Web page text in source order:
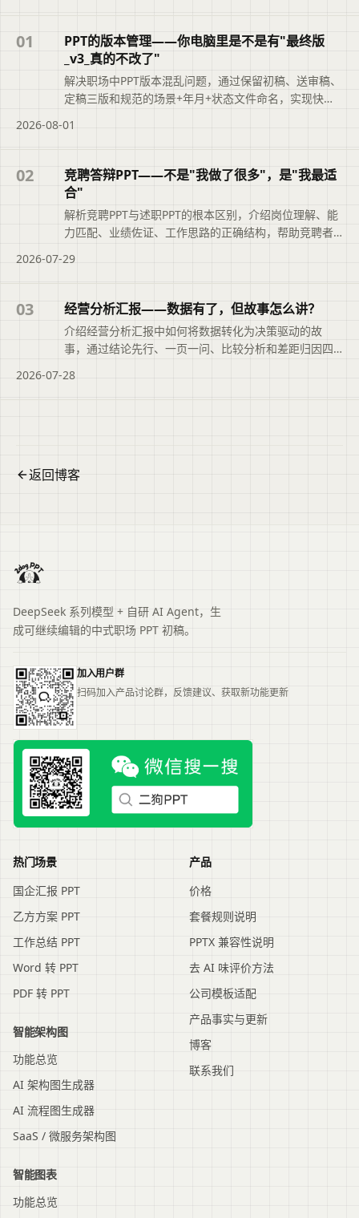
01
PPT的版本管理——你电脑里是不是有"最终版
_v3_真的不改了"
解决职场中PPT版本混乱问题，通过保留初稿、送审稿、
定稿三版和规范的场景+年月+状态文件命名，实现快速
2026-08-01
02
竞聘答辩PPT——不是"我做了很多"，是"我最适
合"
解析竞聘PPT与述职PPT的根本区别，介绍岗位理解、能
力匹配、业绩佐证、工作思路的正确结构，帮助竞聘者
2026-07-29
03 经营分析汇报——数据有了，但故事怎么讲？
介绍经营分析汇报中如何将数据转化为决策驱动的故
事，通过结论先行、一页一问、比较分析和差距归因四
2026-07-28
返回博客
DeepSeek 系列模型 + 自研 AI Agent，生
成可继续编辑的中式职场 PPT 初稿。
加入用户群
扫码加入产品讨论群，反馈建议、获取新功能更新
热门场景
国企汇报 PPT
乙方方案 PPT
工作总结 PPT
Word 转 PPT
PDF 转 PPT
智能架构图
功能总览
AI 架构图生成器
AI 流程图生成器
SaaS / 微服务架构图
智能图表
功能总览
产品
价格
套餐规则说明
PPTX 兼容性说明
去 AI 味评价方法
公司模板适配
产品事实与更新
博客
联系我们